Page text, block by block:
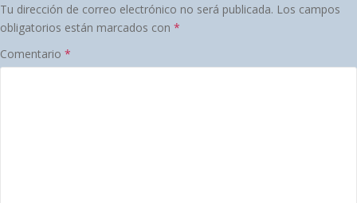
Tu dirección de correo electrónico no será publicada. Los campos
obligatorios están marcados con *
Comentario *